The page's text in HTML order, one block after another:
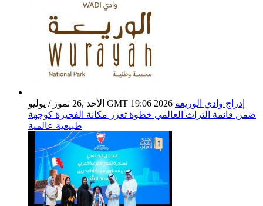
الأحد ,26 تموز / يوليو GMT 19:06 2026 إدراج وادي الوريعة
ضمن قائمة التراث العالمي خطوة تعزز مكانة الفجيرة كوجهة
طبيعية عالمية